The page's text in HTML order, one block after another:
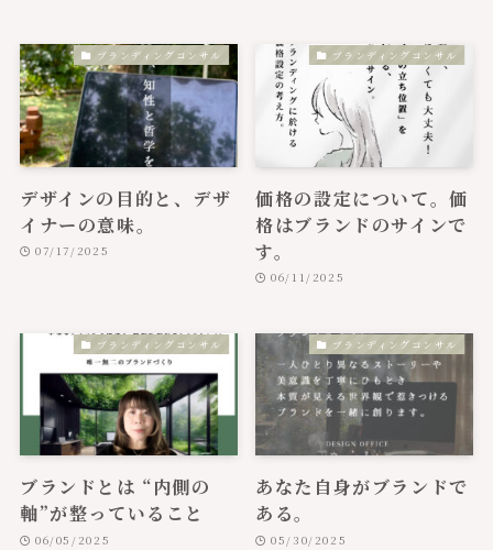
ブランディングコンサル
デザインの目的と、デザ
イナーの意味。
07/17/2025
ブランディングコンサル
価格の設定について。価
格はブランドのサインで
す。
06/11/2025
ブランディングコンサル
ブランドとは “内側の
軸”が整っていること
06/05/2025
ブランディングコンサル
あなた自身がブランドで
ある。
05/30/2025